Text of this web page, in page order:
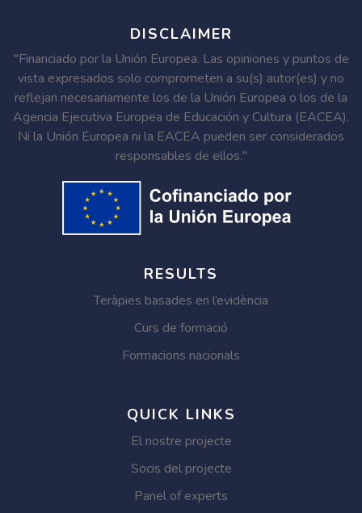
DISCLAIMER
"Financiado por la Unión Europea. Las opiniones y puntos de
vista expresados solo comprometen a su(s) autor(es) y no
reflejan necesariamente los de la Unión Europea o los de la
Agencia Ejecutiva Europea de Educación y Cultura (EACEA).
Ni la Unión Europea ni la EACEA pueden ser considerados
responsables de ellos."
RESULTS
Teràpies basades en l’evidència
Curs de formació
Formacions nacionals
QUICK LINKS
El nostre projecte
Socis del projecte
Panel of experts